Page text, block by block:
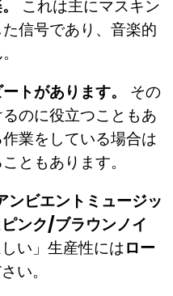
これは主にマスキン
信号であり、音楽的
トがあります。
その
のに役立つこともあ
業をしている場合は
ともあります。
ンビエントミュージッ
ピンク/ブラウンノイ
い」生産性にはロー
い。